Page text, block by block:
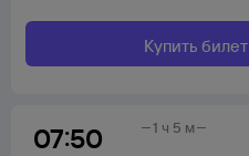
Купить билет
07:50 1 ч 5 м